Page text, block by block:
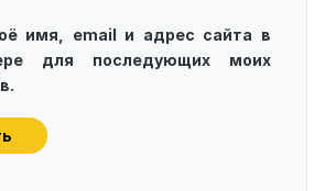
имя, email и адрес сайта в
для последующих моих